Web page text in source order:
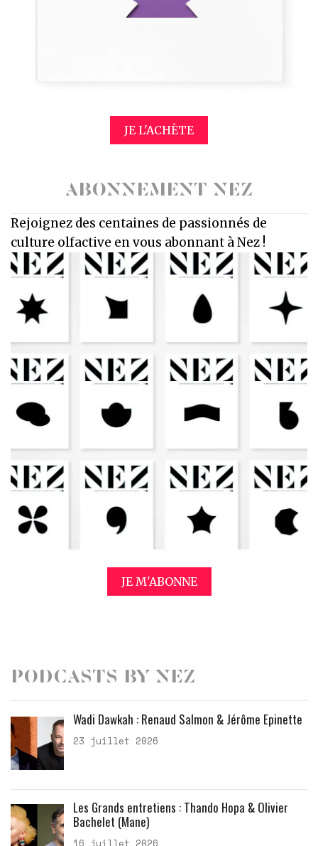
JE L'ACHÈTE
ABONNEMENT NEZ
Rejoignez des centaines de passionnés de
culture olfactive en vous abonnant à Nez !
JE M'ABONNE
Podcasts by Nez
Wadi Dawkah : Renaud Salmon & Jérôme Epinette
23 juillet 2026
Les Grands entretiens : Thando Hopa & Olivier
Bachelet (Mane)